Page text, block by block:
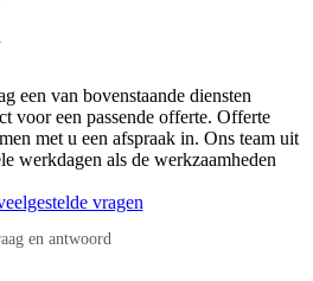
een van bovenstaande diensten
voor een passende offerte. Offerte
met u een afspraak in. Ons team uit
werkdagen als de werkzaamheden
vragen
en antwoord